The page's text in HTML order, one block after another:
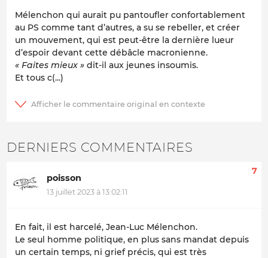
Mélenchon qui aurait pu pantoufler confortablement
au PS comme tant d’autres, a su se rebeller, et créer
un mouvement, qui est peut-être la dernière lueur
d’espoir devant cette débâcle macronienne.
« Faites mieux » dit-il aux jeunes insoumis.
Et tous c(...)
DERNIERS COMMENTAIRES
poisson
13 juillet 2023 à 13:02:11
7
En fait, il est harcelé, Jean-Luc Mélenchon.
Le seul homme politique, en plus sans mandat depuis
un certain temps, ni grief précis, qui est très